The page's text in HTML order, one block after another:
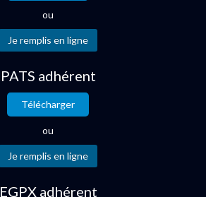
ou
PATS adhérent
Télécharger
ou
EGPX adhérent